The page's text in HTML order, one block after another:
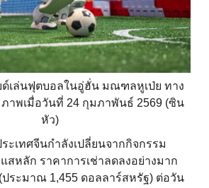
เล่นฟุตบอลในอู่ฮั่น มณฑลหูเป่ย ทาง
าพเมื่อวันที่ 24 กุมภาพันธ์ 2569 (ซิน
หัว)
ะเทศจีนกำลังเปลี่ยนจากกิจกรรม
สหลัก ราคาการเช่าลดลงอย่างมาก
ประมาณ 1,455 ดอลลาร์สหรัฐ) ต่อวัน